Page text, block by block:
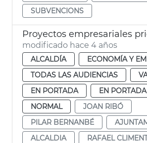
SUBVENCIONS
Proyectos empresariales
modificado hace 4 años
ALCALDÍA
ECONOMÍA Y
TODAS LAS AUDIENCIAS
EN PORTADA
EN
NORMAL
JOAN RIBÓ
PILAR BERNANBÉ
ALCALDIA
RAFAEL